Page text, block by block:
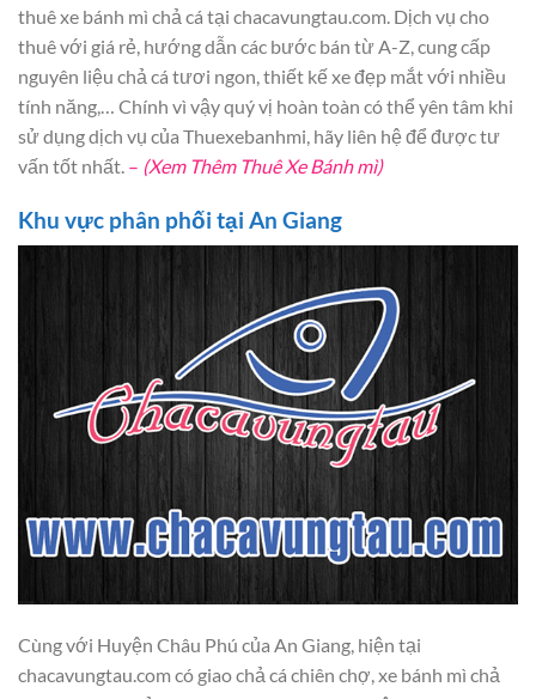
thuê xe bánh mì chả cá tại chacavungtau.com. Dịch vụ cho
thuê với giá rẻ, hướng dẫn các bước bán từ A-Z, cung cấp
nguyên liệu chả cá tươi ngon, thiết kế xe đẹp mắt với nhiều
tính năng,… Chính vì vậy quý vị hoàn toàn có thể yên tâm khi
sử dụng dịch vụ của Thuexebanhmi, hãy liên hệ để được tư
vấn tốt nhất. – (Xem Thêm Thuê Xe Bánh mì)
Khu vực phân phối tại An Giang
Cùng với Huyện Châu Phú của An Giang, hiện tại
chacavungtau.com có giao chả cá chiên chợ, xe bánh mì chả